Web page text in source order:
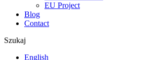
EU Project
Blog
Contact
Szukaj
English